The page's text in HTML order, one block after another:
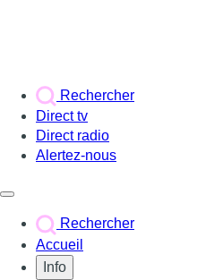
Rechercher
Direct tv
Direct radio
Alertez-nous
Rechercher
Accueil
Info